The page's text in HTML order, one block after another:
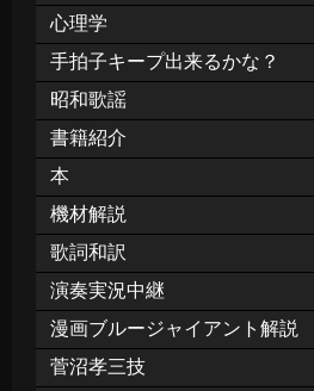
心理学
手拍子キープ出来るかな？
昭和歌謡
書籍紹介
本
機材解説
歌詞和訳
演奏実況中継
漫画ブルージャイアント解説
菅沼孝三技